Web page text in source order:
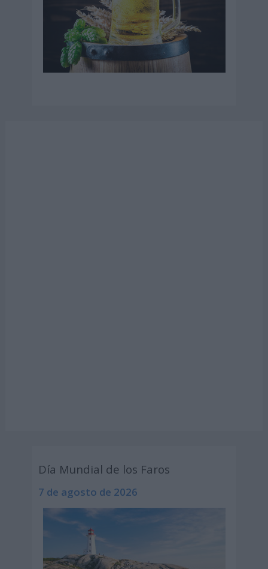
Día Mundial de los Faros
7 de agosto de 2026